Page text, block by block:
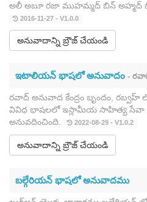
అలీ అబూ రజా ముహమ్మద్ బిన్ అహ్మద్
2016-11-27 - V1.0.0
అనువాదాన్ని బ్రౌజ్ చేయండి
ఇటాలియన్ భాషలో అనువాదం -
రవాద్ అనువాద కేంద్రం బృందం,
వివిధ భాషలలో ఇస్లామీయ సాహిత్య సేవా
అనువదించింది.
2022-08-29 - V1.0.2
అనువాదాన్ని బ్రౌజ్ చేయండి
బల్గేరియన్ భాషలో అనువాదము